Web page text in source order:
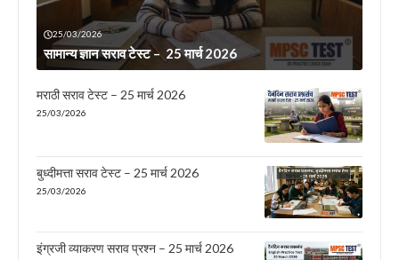
25/03/2026
सामान्य ज्ञान सराव टेस्ट – 25 मार्च 2026
मराठी सराव टेस्ट – 25 मार्च 2026
25/03/2026
बुध्दीमत्ता सराव टेस्ट – 25 मार्च 2026
25/03/2026
इंग्रजी व्याकरण सराव प्रश्न – 25 मार्च 2026